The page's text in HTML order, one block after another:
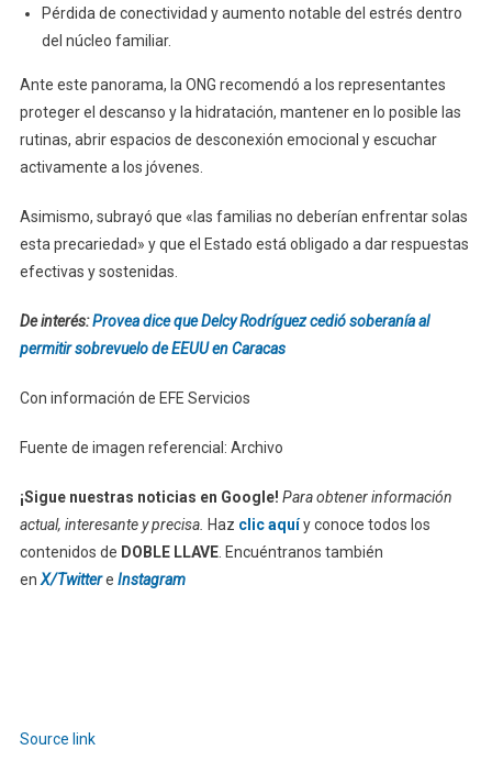
Pérdida de conectividad y aumento notable del estrés dentro
del núcleo familiar.
Ante este panorama, la ONG recomendó a los representantes
proteger el descanso y la hidratación, mantener en lo posible las
rutinas, abrir espacios de desconexión emocional y escuchar
activamente a los jóvenes.
Asimismo, subrayó que «las familias no deberían enfrentar solas
esta precariedad» y que el Estado está obligado a dar respuestas
efectivas y sostenidas.
De interés:Provea dice que Delcy Rodríguez cedió soberanía al
permitir sobrevuelo de EEUU en Caracas
Con información de EFE Servicios
Fuente de imagen referencial: Archivo
¡Sigue nuestras noticias en Google! Para obtener información
actual, interesante y precisa. Haz clic aquíy conoce todos los
contenidos de DOBLE LLAVE. Encuéntranos también
enX/Twittere Instagram
Source link